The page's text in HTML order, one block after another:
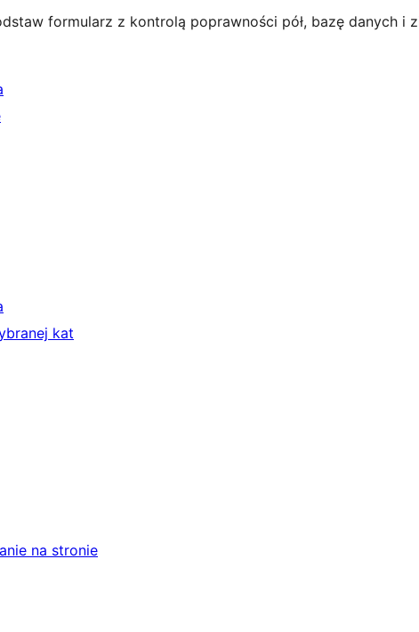
formularz z kontrolą poprawności pół, bazę danych i
kat
na stronie